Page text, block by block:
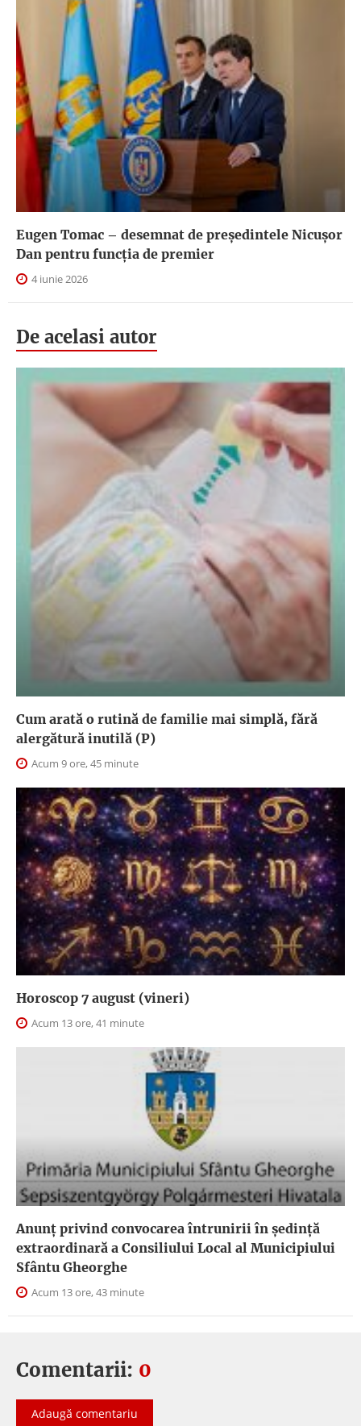
Eugen Tomac – desemnat de președintele Nicușor
Dan pentru funcția de premier
4 iunie 2026
De acelasi autor
Cum arată o rutină de familie mai simplă, fără
alergătură inutilă (P)
Acum 9 ore, 45 minute
Horoscop 7 august (vineri)
Acum 13 ore, 41 minute
Anunţ privind convocarea întrunirii în şedinţă
extraordinară a Consiliului Local al Municipiului
Sfântu Gheorghe
Acum 13 ore, 43 minute
Comentarii: 0
Adaugă comentariu